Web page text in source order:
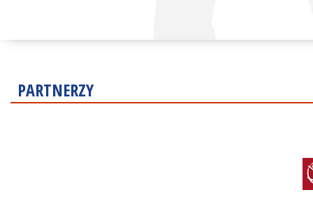
PARTNERZY